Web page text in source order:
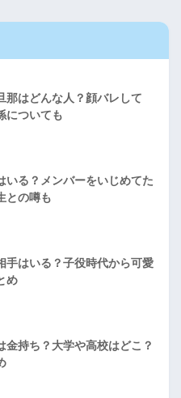
那はどんな人？顔バレして
についても
いる？メンバーをいじめてた
との噂も
手はいる？子役時代から可愛
め
金持ち？大学や高校はどこ？